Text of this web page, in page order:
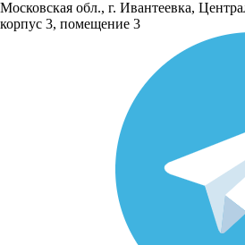
Московская обл., г. Ивантеевка,
корпус 3, помещение 3